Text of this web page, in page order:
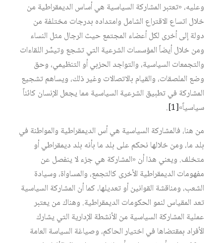
وعليه، «تعتبر المشاركة السياسية هي أساس الديمقراطية من
خلال اتساع الاقتراع الشامل وامتداده بدرجات مختلفة من
دولة إلى أخرى لكل أعضاء المجتمع حيث الرجال مثل النساء
ومن خلال أيضاً المؤسسات الشرعية التي تشجع وتيسِّر اللقاءات
والتجمعات السياسية، والتواجد الحزبي أو التنظيمي، وحق
وضع الملصقات، والقيام بالاتصالات وغير ذلك، ويساهم تشجيع
المشاركة في تطبيق الشرعية السياسية مما يجعل الإنسان كائناً
سياسياً»[1]
.
من هنا، فالمشاركة السياسية هي أس الديمقراطية والمواطنة في
بلد ما، ومن خلالها نحكم على بلد ما بأنه بلد ديمقراطي أو
متخلف. ويعني هذا أن «المشاركة هي جزء لا ينفصل عن
مفهومات الديمقراطية الأخرى كالتجمع، والمساواة، وسيادة
الشعب، ومناقشة القوانين أو تعديلها، كما أن المشاركة السياسية
تعد المقياس لنمو الحكومات الديمقراطية. وهناك من يعتبر
عملية المشاركة السياسية من الأنشطة الإدارية التي يشارك
الأفراد بمقتضاها في اختيار الحاكم، وصياغة السياسة العامة